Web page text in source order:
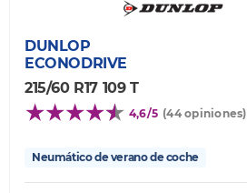
DUNLOP
ECONODRIVE
215/60 R17 109 T
4,6/5 (44 opiniones)
Neumático de verano de coche